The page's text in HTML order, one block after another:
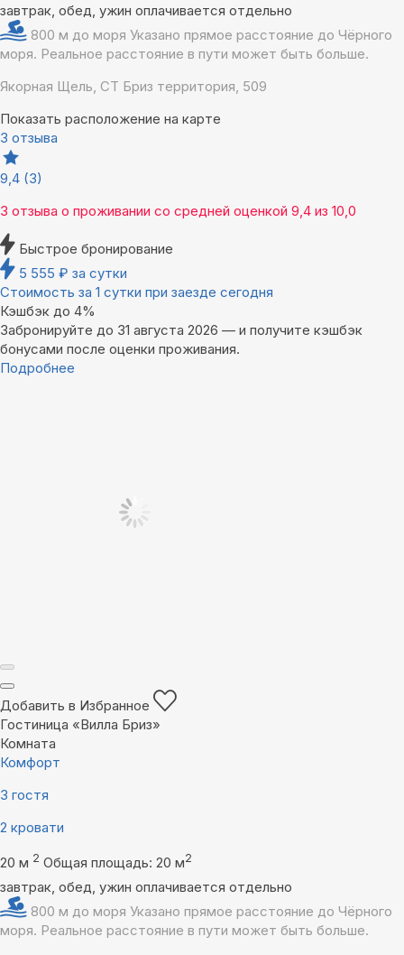
завтрак, обед, ужин оплачивается отдельно
800 м до моря Указано прямое расстояние до Чёрного
моря. Реальное расстояние в пути может быть больше.
Якорная Щель, СТ Бриз территория, 509
Показать расположение на карте
3 отзыва
9,4 (3)
3 отзыва о проживании со средней оценкой 9,4 из 10,0
Быстрое бронирование
5 555 ₽ за сутки
Стоимость за 1 сутки при заезде сегодня
Кэшбэк до 4%
Забронируйте до 31 августа 2026 — и получите кэшбэк
бонусами после оценки проживания.
Подробнее
Добавить в Избранное
Гостиница «Вилла Бриз»
Комната
Комфорт
3 гостя
2 кровати
20 м 2 Общая площадь: 20 м2
завтрак, обед, ужин оплачивается отдельно
800 м до моря Указано прямое расстояние до Чёрного
моря. Реальное расстояние в пути может быть больше.